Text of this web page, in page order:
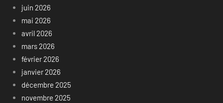
juin 2026
mai 2026
avril 2026
mars 2026
février 2026
janvier 2026
décembre 2025
novembre 2025